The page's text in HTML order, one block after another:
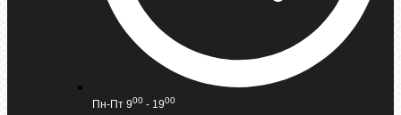
Пн-Пт 900 - 1900